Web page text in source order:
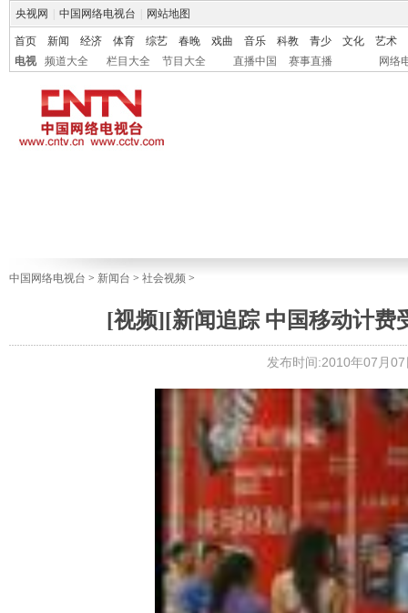
央视网 中国网络电视台 网站地图
首页 新闻 经济 体育 综艺 春晚 戏曲 音乐 科教 青少 文化
艺术
电视
频道大全 栏目大全 节目大全 直播中国 赛事直播 网络
中国网络电视台 > 新闻台 > 社会视频 >
[视频][新闻追踪 中国移动计费
发布时间:2010年07月